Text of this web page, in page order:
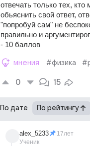
отвечать только тех, кто
обьяснить свой ответ,
"попробуй сам" не
правильно и
- 10 баллов
мнения #физика
0 15
По дате По рейтингу
alex_5233
Ученик
17лет